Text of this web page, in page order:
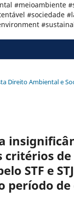
#meioambiente
#sociedade
Direito Ambiental e
critérios
STF e
período de